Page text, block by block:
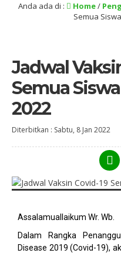
Anda ada di : Home/
Semua
Jadwal
Semua
2022
Diterbitkan : Sabtu, 8 Jan 2022
Assalamuallaikum Wr. Wb.
Dalam Rangka
Disease 2019 (Covid-19),